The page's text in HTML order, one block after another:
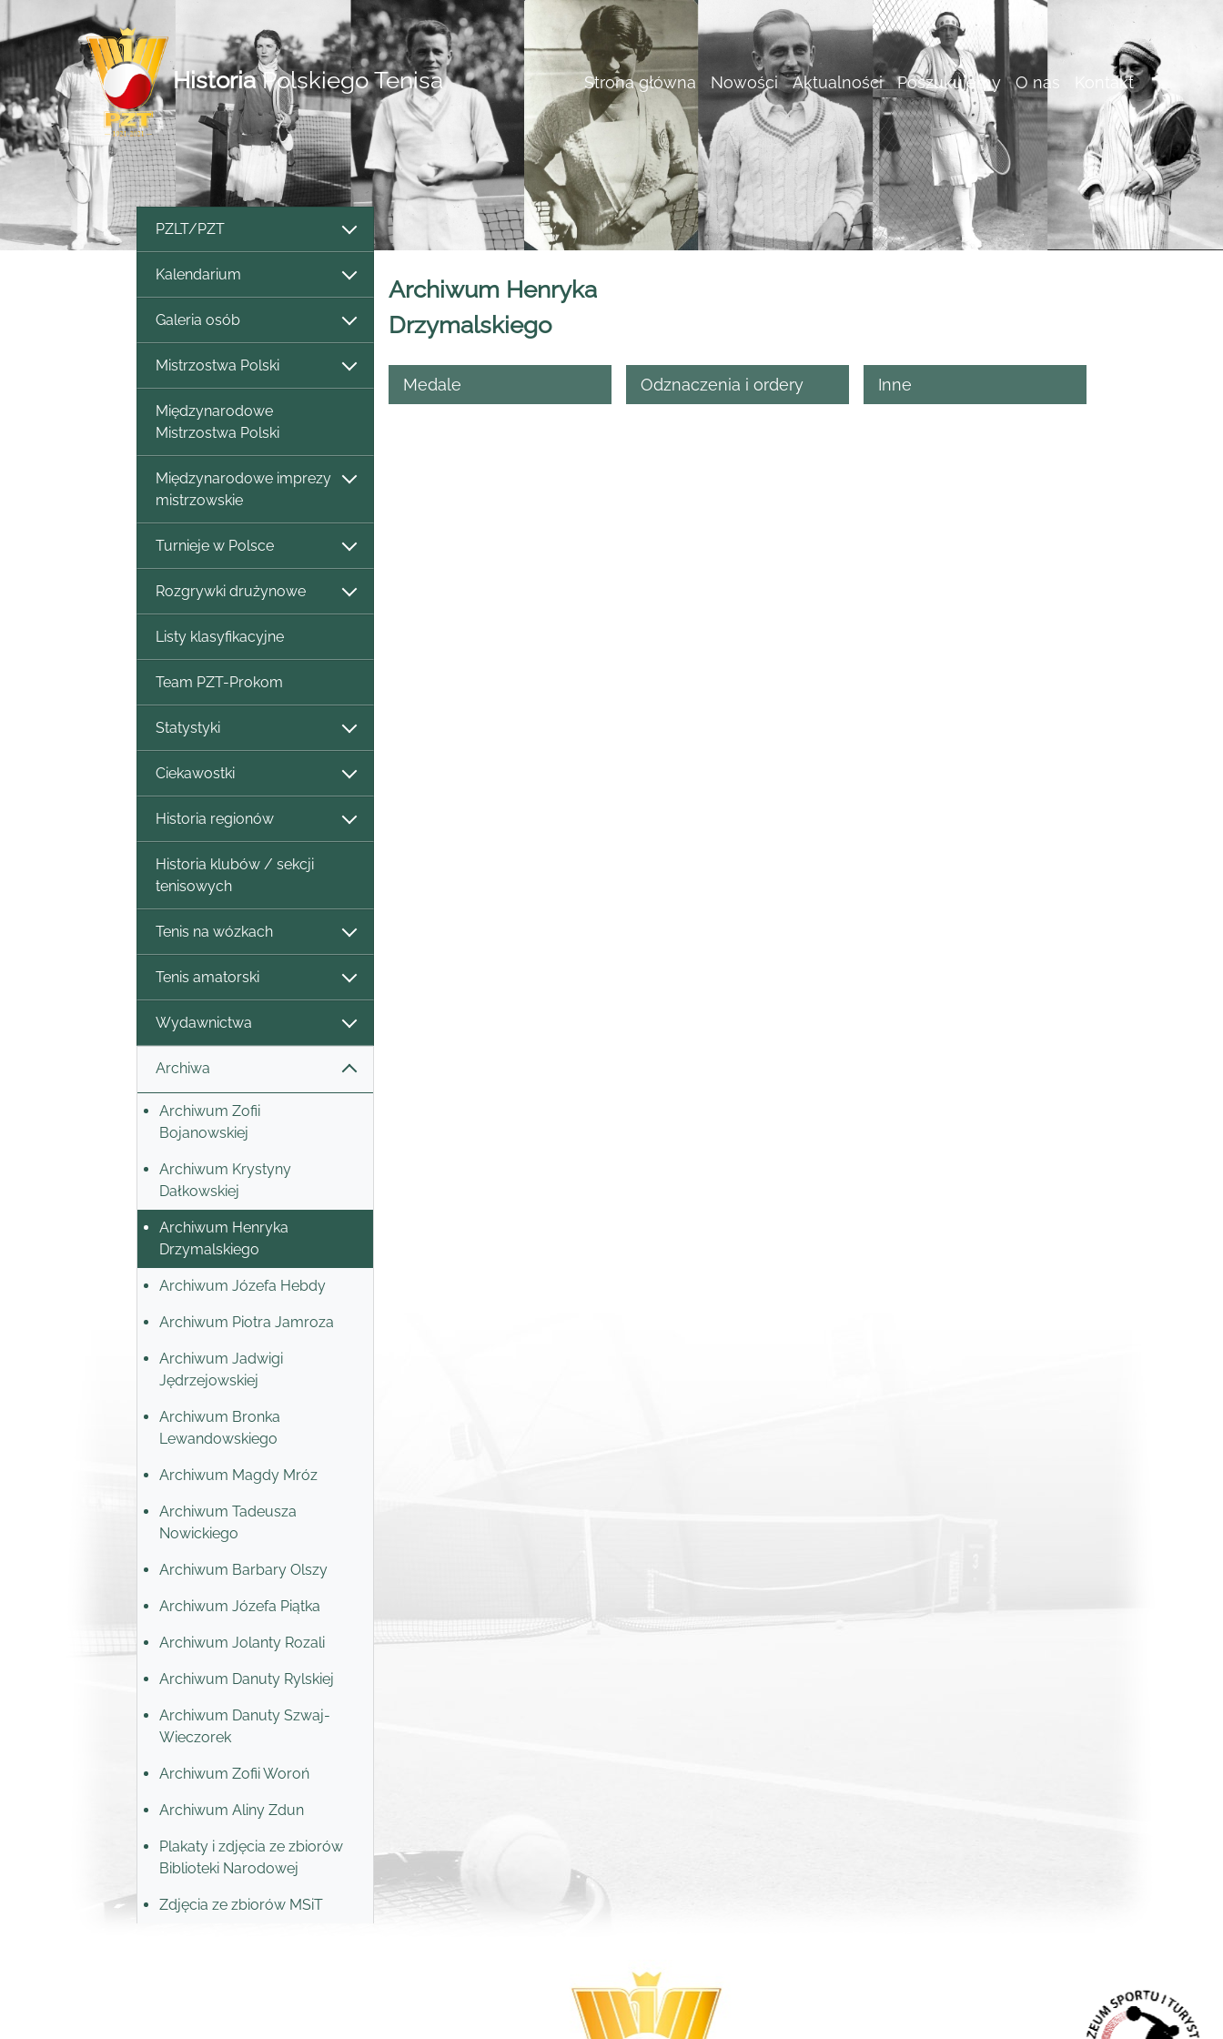
HistoriaPolskiego Tenisa Strona główna Nowości Aktualności Poszukujemy O nas Kontakt
PZLT/PZT
Kalendarium
Galeria osób
Mistrzostwa Polski
Międzynarodowe
Mistrzostwa Polski
Międzynarodowe imprezy
mistrzowskie
Turnieje w Polsce
Rozgrywki drużynowe
Listy klasyfikacyjne
Team PZT-Prokom
Statystyki
Ciekawostki
Historia regionów
Historia klubów / sekcji
tenisowych
Tenis na wózkach
Tenis amatorski
Wydawnictwa
Archiwa
Archiwum Zofii
Bojanowskiej
Archiwum Krystyny
Dałkowskiej
Archiwum Henryka
Drzymalskiego
Archiwum Józefa Hebdy
Archiwum Piotra Jamroza
Archiwum Jadwigi
Jędrzejowskiej
Archiwum Bronka
Lewandowskiego
Archiwum Magdy Mróz
Archiwum Tadeusza
Nowickiego
Archiwum Barbary Olszy
Archiwum Józefa Piątka
Archiwum Jolanty Rozali
Archiwum Danuty Rylskiej
Archiwum Danuty Szwaj-
Wieczorek
Archiwum Zofii Woroń
Archiwum Aliny Zdun
Plakaty i zdjęcia ze zbiorów
Biblioteki Narodowej
Zdjęcia ze zbiorów MSiT
Archiwum Henryka
Drzymalskiego
Medale Odznaczenia i ordery Inne